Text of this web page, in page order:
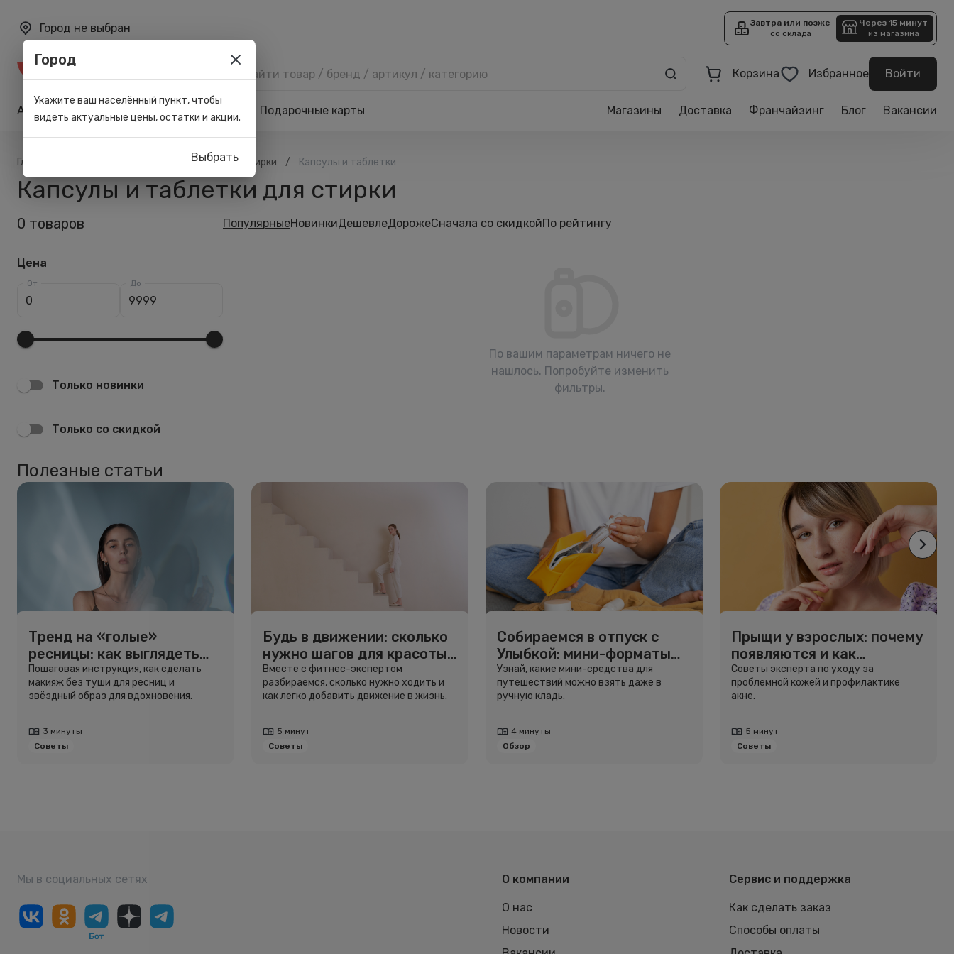
Город не выбран
Завтра или позже
со склада
Через 15 минут
из магазина
Корзина Избранное Войти
Акции Карта лояльности Подарочные карты Магазины Доставка Франчайзинг Блог Вакансии
Главная Всё для дома / Для стирки / Капсулы и таблетки
Капсулы и таблетки для стирки
0 товаров
Цена
От До
Только новинки
Только со скидкой
ПопулярныеНовинкиДешевлеДорожеСначала со скидкойПо рейтингу
По вашим параметрам ничего не
нашлось. Попробуйте изменить
фильтры.
Полезные статьи
Тренд на «голые»
ресницы: как выглядеть
свежо, не используя тушь
Пошаговая инструкция, как сделать
макияж без туши для ресниц и
звёздный образ для вдохновения.
3 минуты
Советы
Будь в движении: сколько
нужно шагов для красоты
и здоровья
Вместе с фитнес-экспертом
разбираемся, сколько нужно ходить и
как легко добавить движение в жизнь.
5 минут
Советы
Собираемся в отпуск с
Улыбкой: мини-форматы
для путешествий
Узнай, какие мини-средства для
путешествий можно взять даже в
ручную кладь.
4 минуты
Обзор
Прыщи у взрослых: почему
появляются и как
избавиться
Советы эксперта по уходу за
проблемной кожей и профилактике
акне.
5 минут
Советы
Мы в социальных сетях О компании
О нас
Новости
Сервис и поддержка
Как сделать заказ
Способы оплаты
Город
Укажите ваш населённый пункт, чтобы
видеть актуальные цены, остатки и акции.
Выбрать